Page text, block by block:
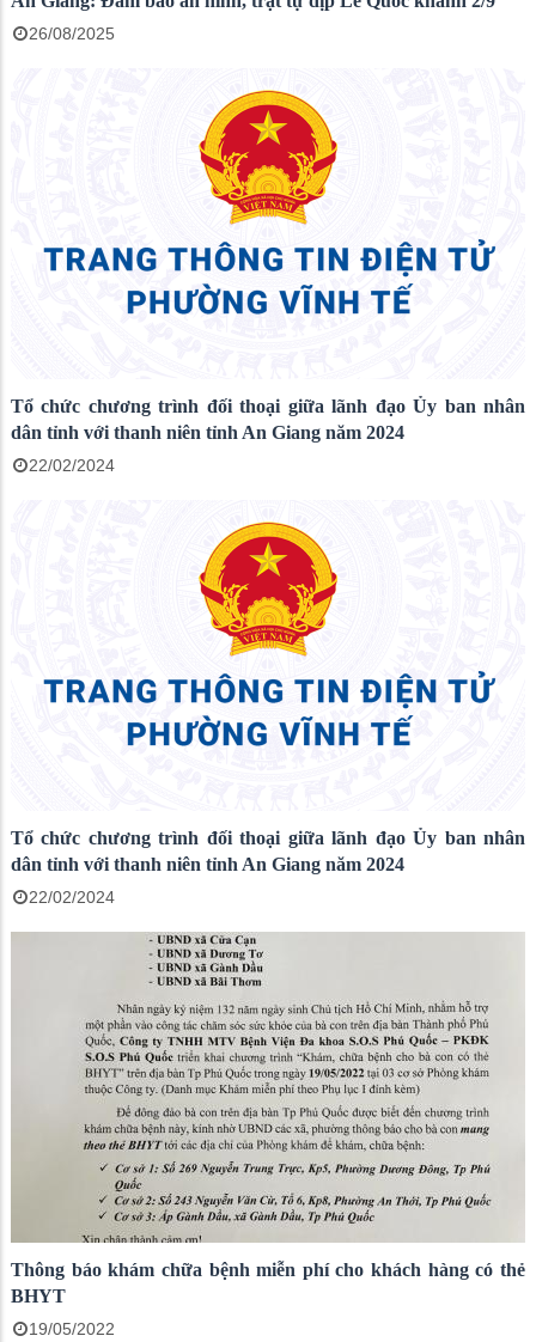
26/08/2025
Tổ chức chương trình đối thoại giữa lãnh đạo Ủy ban nhân
dân tỉnh với thanh niên tỉnh An Giang năm 2024
22/02/2024
Tổ chức chương trình đối thoại giữa lãnh đạo Ủy ban nhân
dân tỉnh với thanh niên tỉnh An Giang năm 2024
22/02/2024
Thông báo khám chữa bệnh miễn phí cho khách hàng có thẻ
BHYT
19/05/2022